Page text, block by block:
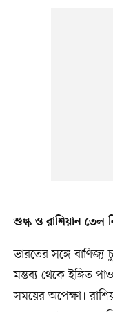
শুল্ক ও রাশিয়ান তেল
ভারতের সঙ্গে বাণিজ্য
মন্তব্য থেকে ইঙ্গিত
সময়ের অপেক্ষা।